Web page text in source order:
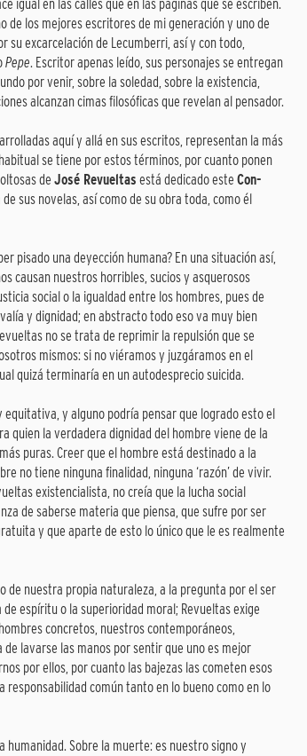
igual en las calles que en las páginas que se escriben.
de los mejores escritores de mi generación y uno de
su excarcelación de Lecumberri, así y con todo,
Pepe. Escritor apenas leído, sus personajes se entregan
por venir, sobre la soledad, sobre la existencia,
alcanzan cimas filosóficas que revelan al pensador.
aquí y allá en sus escritos, representan la más
se tiene por estos términos, por cuanto ponen
de José Revueltas está dedicado este Con-
sus novelas, así como de su obra toda, como él
pisado una deyección humana? En una situación así,
causan nuestros horribles, sucios y asquerosos
social o la igualdad entre los hombres, pues de
y dignidad; en abstracto todo eso va muy bien
no se trata de reprimir la repulsión que se
mismos: si no viéramos y juzgáramos en el
quizá terminaría en un autodesprecio suicida.
y alguno podría pensar que logrado esto el
quien la verdadera dignidad del hombre viene de la
puras. Creer que el hombre está destinado a la
no tiene ninguna finalidad, ninguna ‘razón’ de vivir.
existencialista, no creía que la lucha social
de saberse materia que piensa, que sufre por ser
y que aparte de esto lo único que le es realmente
de nuestra propia naturaleza, a la pregunta por el ser
espíritu o la superioridad moral; Revueltas exige
concretos, nuestros contemporáneos,
de lavarse las manos por sentir que uno es mejor
por ellos, por cuanto las bajezas las cometen esos
común tanto en lo bueno como en lo
humanidad. Sobre la muerte: es nuestro signo y